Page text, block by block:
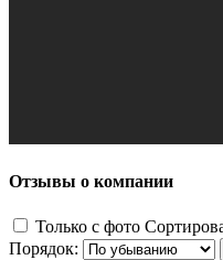
Отзывы о компании
Только с фото
Порядок: